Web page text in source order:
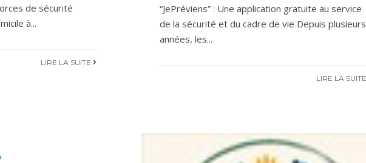
de sécurité
à...
LIRE LA SUITE
“JePréviens” : Une application gratuite au service
de la sécurité et du cadre de vie Depuis plusieurs
années, les...
LIRE LA